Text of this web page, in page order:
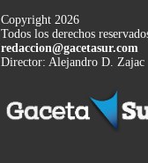
Copyright 2026
Todos los derechos
redaccion@gacetasur.com
Director: Alejandro D. Zajac